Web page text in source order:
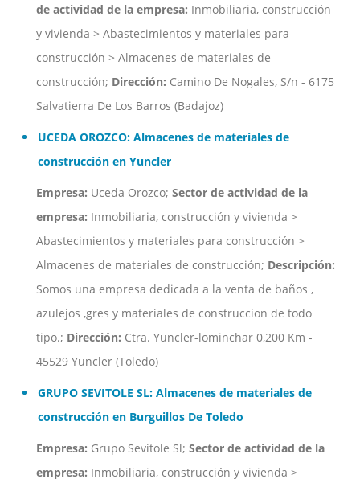
de actividad de la empresa: Inmobiliaria, construcción
y vivienda > Abastecimientos y materiales para
construcción > Almacenes de materiales de
construcción; Dirección: Camino De Nogales, S/n - 6175
Salvatierra De Los Barros (Badajoz)
UCEDA OROZCO: Almacenes de materiales de
construcción en Yuncler
Empresa: Uceda Orozco; Sector de actividad de la
empresa: Inmobiliaria, construcción y vivienda >
Abastecimientos y materiales para construcción >
Almacenes de materiales de construcción; Descripción:
Somos una empresa dedicada a la venta de baños ,
azulejos ,gres y materiales de construccion de todo
tipo.; Dirección: Ctra. Yuncler-lominchar 0,200 Km -
45529 Yuncler (Toledo)
GRUPO SEVITOLE SL: Almacenes de materiales de
construcción en Burguillos De Toledo
Empresa: Grupo Sevitole Sl; Sector de actividad de la
empresa: Inmobiliaria, construcción y vivienda >